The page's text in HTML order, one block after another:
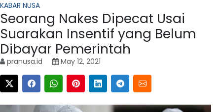
KABAR NUSA
Seorang Nakes Dipecat Usai
Suarakan Insentif yang Belum
Dibayar Pemerintah
pranusa.id May 12, 2021